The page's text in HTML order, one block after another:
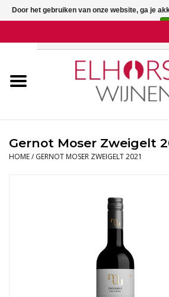
Wijnen
Wijnhuizen
Gernot Moser Zweigelt
HOME/ GERNOT MOSER ZWEIGELT 2021
Door het gebruiken van onze website, ga je